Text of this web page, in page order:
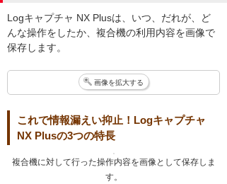
Logキャプチャ NX Plusは、いつ、だれが、ど
んな操作をしたか、複合機の利用内容を画像で
保存します。
画像を拡大する
これで情報漏えい抑止！Logキャプチャ
NX Plusの3つの特長
複合機に対して行った操作内容を画像として保存しま
す。